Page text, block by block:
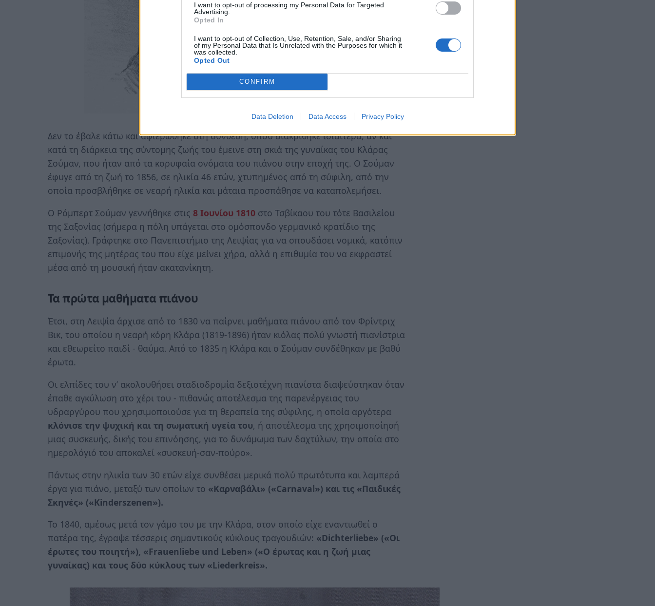
I want to opt-out of processing my Personal Data for Targeted
Advertising.
Opted In
I want to opt-out of Collection, Use, Retention, Sale, and/or Sharing
of my Personal Data that Is Unrelated with the Purposes for which it
was collected.
Opted Out
CONFIRM
Data Deletion Data Access Privacy Policy
Δεν το έβαλε κάτω και αφιερώθηκε στη σύνθεση, όπου διακρίθηκε ιδιαίτερα, αν και
κατά τη διάρκεια της σύντομης ζωής του έμεινε στη σκιά της γυναίκας του Κλάρας
Σούμαν, που ήταν από τα κορυφαία ονόματα του πιάνου στην εποχή της. Ο Σούμαν
έφυγε από τη ζωή το 1856, σε ηλικία 46 ετών, χτυπημένος από τη σύφιλη, από την
οποία προσβλήθηκε σε νεαρή ηλικία και μάταια προσπάθησε να καταπολεμήσει.
Ο Ρόμπερτ Σούμαν γεννήθηκε στις 8 Ιουνίου 1810 στο Τσβίκαου του τότε Βασιλείου
της Σαξονίας (σήμερα η πόλη υπάγεται στο ομόσπονδο γερμανικό κρατίδιο της
Σαξονίας). Γράφτηκε στο Πανεπιστήμιο της Λειψίας για να σπουδάσει νομικά, κατόπιν
επιμονής της μητέρας του που είχε μείνει χήρα, αλλά η επιθυμία του να εκφραστεί
μέσα από τη μουσική ήταν ακατανίκητη.
Τα πρώτα μαθήματα πιάνου
Έτσι, στη Λειψία άρχισε από το 1830 να παίρνει μαθήματα πιάνου από τον Φρίντριχ
Βικ, του οποίου η νεαρή κόρη Κλάρα (1819-1896) ήταν κιόλας πολύ γνωστή πιανίστρια
και εθεωρείτο παιδί - θαύμα. Από το 1835 η Κλάρα και ο Σούμαν συνδέθηκαν με βαθύ
έρωτα.
Οι ελπίδες του ν’ ακολουθήσει σταδιοδρομία δεξιοτέχνη πιανίστα διαψεύστηκαν όταν
έπαθε αγκύλωση στο χέρι του - πιθανώς αποτέλεσμα της παρενέργειας του
υδραργύρου που χρησιμοποιούσε για τη θεραπεία της σύφιλης, η οποία αργότερα
κλόνισε την ψυχική και τη σωματική υγεία του, ή αποτέλεσμα της χρησιμοποίησή
μιας συσκευής, δικής του επινόησης, για το δυνάμωμα των δαχτύλων, την οποία στο
ημερολόγιό του αποκαλεί «συσκευή-σαν-πούρο».
Πάντως στην ηλικία των 30 ετών είχε συνθέσει μερικά πολύ πρωτότυπα και λαμπερά
έργα για πιάνο, μεταξύ των οποίων το «Καρναβάλι» («Carnaval») και τις «Παιδικές
Σκηνές» («Kinderszenen»).
Το 1840, αμέσως μετά τον γάμο του με την Κλάρα, στον οποίο είχε εναντιωθεί ο
πατέρα της, έγραψε τέσσερις σημαντικούς κύκλους τραγουδιών: «Dichterliebe» («Οι
έρωτες του ποιητή»), «Frauenliebe und Leben» («Ο έρωτας και η ζωή μιας
γυναίκας) και τους δύο κύκλους των «Liederkreis».